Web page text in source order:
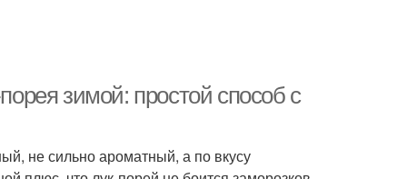
зимой: простой способ с
не сильно ароматный, а по вкусу